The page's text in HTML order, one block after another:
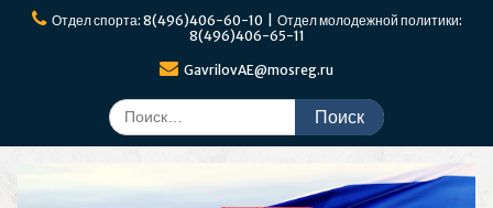
ПерейтиОтдел спорта: 8(496)406-60-10 | Отдел молодежной политики:
8(496)406-65-11
GavrilovAE@mosreg.ru
Поиск
по: